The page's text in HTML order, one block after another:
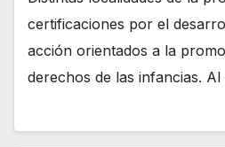
certificaciones por el
acción orientados a la
derechos de las infancias.